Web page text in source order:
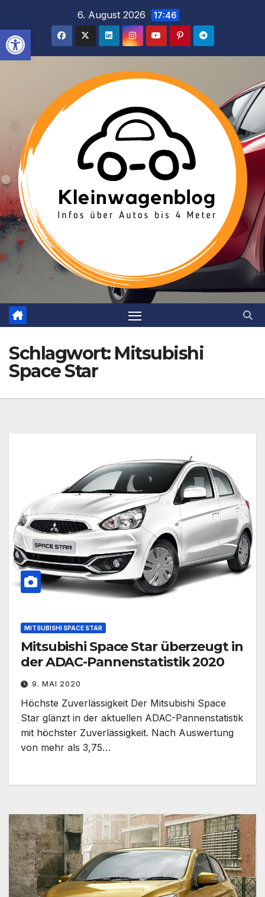
Werkzeugleiste öffnen
springen
6. August 2026 17:46
Schlagwort: Mitsubishi
Space Star
MITSUBISHI SPACE STAR
Mitsubishi Space Star überzeugt in
der ADAC-Pannenstatistik 2020
9. MAI 2020
Höchste Zuverlässigkeit Der Mitsubishi Space
Star glänzt in der aktuellen ADAC-Pannenstatistik
mit höchster Zuverlässigkeit. Nach Auswertung
von mehr als 3,75…